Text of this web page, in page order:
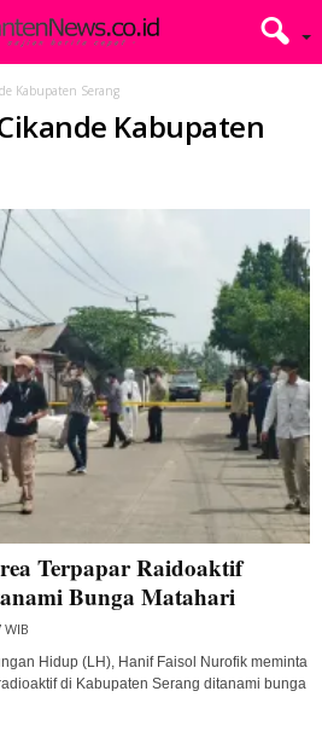
Kabupaten Serang
Kabupaten
Terpapar Raidoaktif
Bunga Matahari
Hidup (LH), Hanif Faisol Nurofik meminta
di Kabupaten Serang ditanami bunga